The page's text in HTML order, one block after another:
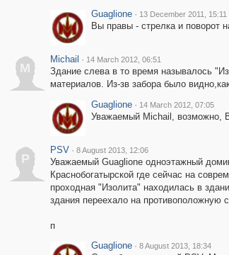
Guaglione · 13 December 2011, 15:11
Вы правы - стрелка и поворот
M
Michail · 14 March 2012, 06:51
Здание слева в то время называлось
материалов. Из-зв забора было
Guaglione · 14 March 2012, 07:05
Уважаемый Michail, возможно,
P
PSV · 8 August 2013, 12:06
Уважаемый Guaglione одноэтажный
Краснобогатырской где сейчас на
проходная "Изолита" находилась в
здания переехало на противоположную
п
Guaglione · 8 August 2013, 18:34